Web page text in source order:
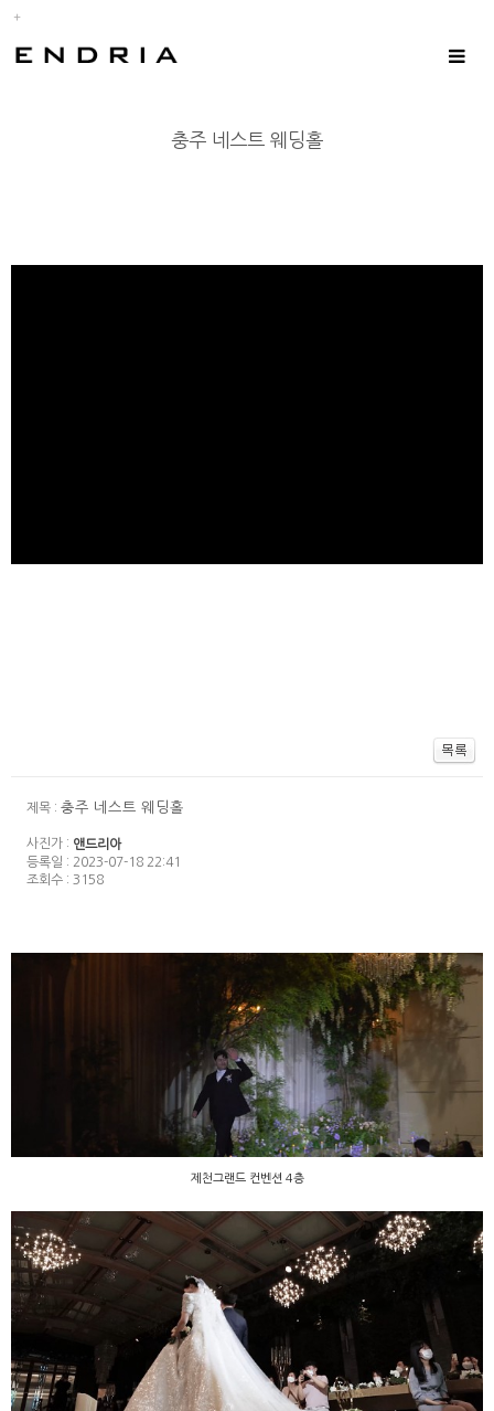
Toggle
충주 네스트 웨딩홀
제목 : 충주 네스트 웨딩홀
사진가 : 앤드리아
등록일 : 2023-07-18 22:41
조회수 : 3158
제천그랜드 컨벤션 4층
제천그랜드 컨벤션 4층
신도림 라마다호텔